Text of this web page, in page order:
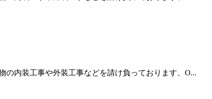
内装工事や外装工事などを請け負っております、O...